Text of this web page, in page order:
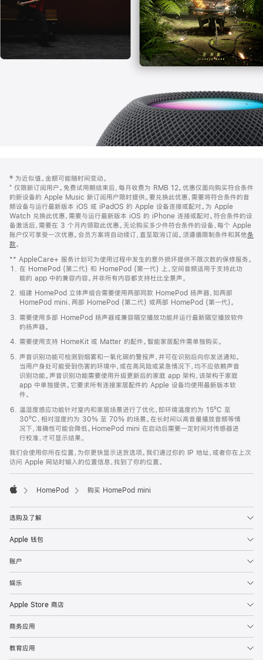
页
页
脚
注
‡ 为近似值。金额可能随时间变动。
⁺ 仅限新订阅用户。免费试用期结束后，每月收费为 RMB 12。优惠仅面向购买符合条件
的新设备的 Apple Music 新订阅用户限时提供。要兑换此优惠，需要将符合条件的音
频设备与运行最新版本 iOS 或 iPadOS 的 Apple 设备连接或配对。为 Apple
Watch 兑换此优惠，需要与运行最新版本 iOS 的 iPhone 连接或配对。符合条件的设
备激活后，需要在 3 个月内领取此优惠。无论购买多少件符合条件的设备，每个 Apple
账户仅可享受一次优惠。会员方案将自动续订，直至取消订阅。须遵循限制条件和其他条
款。
窗
口
中
打
开)
** AppleCare+ 服务计划可为使用过程中发生的意外损坏提供不限次数的保修服务。
在 HomePod (第二代) 和 HomePod (第一代) 上，空间音频适用于支持此功
能的 app 中的兼容内容。并非所有内容都支持杜比全景声。
组建 HomePod 立体声组合需要使用两部同款 HomePod 扬声器，如两部
HomePod mini、两部 HomePod (第二代) 或两部 HomePod (第一代)。
需要使用多部 HomePod 扬声器或兼容隔空播放功能并运行最新隔空播放软件
的扬声器。
需要使用支持 HomeKit 或 Matter 的配件。智能家居配件需单独购买。
声音识别功能可检测到烟雾和一氧化碳的警报声，并可在识别后向你发送通知。
当用户身处可能受到伤害的环境中，或在高风险或紧急情况下，均不应依赖声音
识别功能。声音识别功能需要使用升级更新后的家庭 app 架构，该架构于家庭
app 中单独提供。它要求所有连接家居配件的 Apple 设备均使用最新版本软
件。
温湿度感应功能针对室内和家居场景进行了优化，即环境温度约为 15ºC 至
30ºC、相对湿度约为 30% 至 70% 的场景。在长时间以高音量播放音频等情
况下，准确性可能会降低。HomePod mini 在启动后需要一定时间对传感器进
行校准，才可显示结果。
我们会使用你所在位置，为你更快显示送货选项。我们通过你的 IP 地址，或者你在上次
访问 Apple 网站时输入的位置信息，找到了你的位置。
HomePod 购买 HomePod mini
选购及了解
Apple 钱包
账户
娱乐
Apple Store 商店
商务应用
教育应用